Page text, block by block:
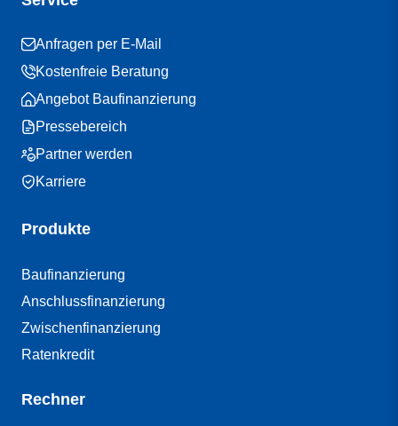
Anfragen per E-Mail
Kostenfreie Beratung
Angebot Baufinanzierung
Pressebereich
Partner werden
Karriere
Produkte
Baufinanzierung
Anschlussfinanzierung
Zwischenfinanzierung
Ratenkredit
Rechner